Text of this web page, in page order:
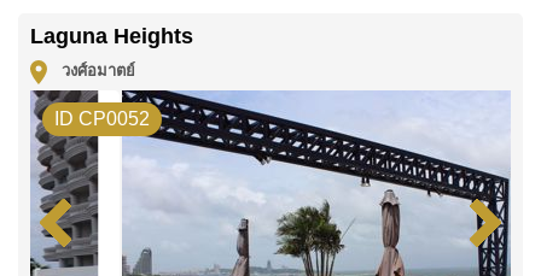
Laguna Heights
วงศ์อมาตย์
ID CP0052